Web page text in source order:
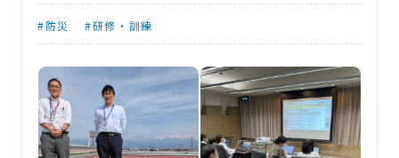
#防災 #研修・訓練